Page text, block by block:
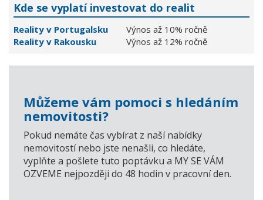
Kde se vyplatí investovat do realit
Reality v Portugalsku
Výnos až 10% ročně
Reality v Rakousku
Výnos až 12% ročně
Můžeme vám pomoci s hledáním
nemovitosti?
Pokud nemáte čas vybírat z naší nabídky
nemovitostí nebo jste nenašli, co hledáte,
vyplňte a pošlete tuto poptávku a MY SE VÁM
OZVEME nejpozději do 48 hodin v pracovní den.